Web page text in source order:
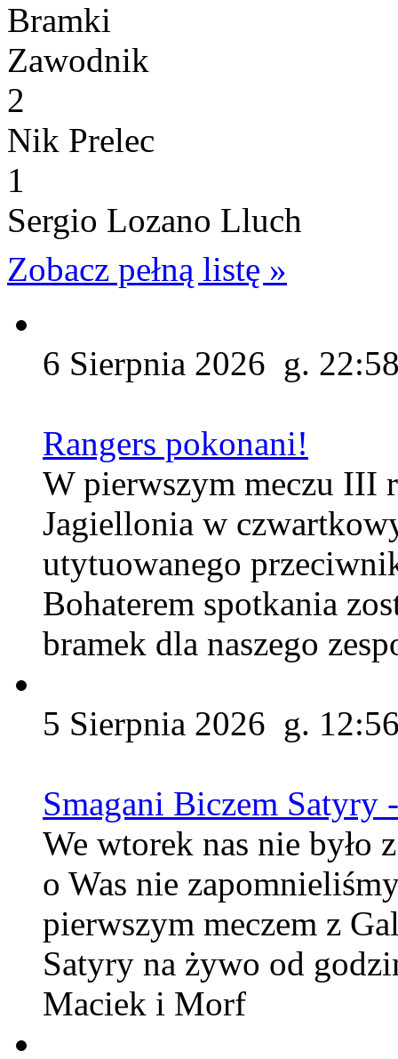
Bramki
Zawodnik
2
Nik Prelec
1
Sergio Lozano Lluch
Zobacz pełną listę »
6 Sierpnia 2026 g.
Rangers pokonani!
W pierwszym meczu
Jagiellonia w
utytuowanego
Bohaterem spotkania
bramek dla naszego
5 Sierpnia 2026 g.
Smagani Biczem Satyry
We wtorek nas nie było
o Was nie
pierwszym meczem z
Satyry na żywo od
Maciek i Morf